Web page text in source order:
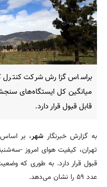
براساس گزارش شرکت کنترل
قابل قبول قرار دارد.
به گزارش خبرنگارشهر، بر
عدد ۵۹ را نشان می‌دهد.